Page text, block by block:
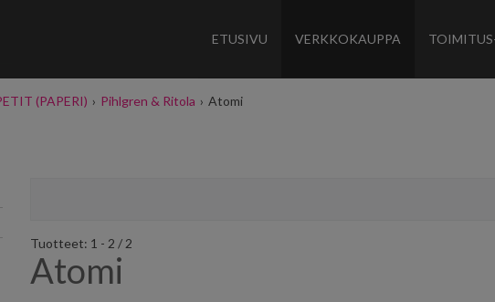
ETUSIVU VERKKOKAUPPA
(PAPERI) › Pihlgren & Ritola › Atomi
Tuotteet: 1 - 2 / 2
Atomi